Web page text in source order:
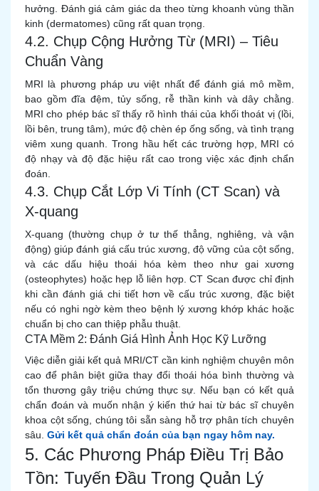
hưởng. Đánh giá cảm giác da theo từng khoanh vùng thần
kinh (dermatomes) cũng rất quan trọng.
4.2. Chụp Cộng Hưởng Từ (MRI) – Tiêu
Chuẩn Vàng
MRI là phương pháp ưu việt nhất để đánh giá mô mềm,
bao gồm đĩa đệm, tủy sống, rễ thần kinh và dây chằng.
MRI cho phép bác sĩ thấy rõ hình thái của khối thoát vị (lồi,
lồi bên, trung tâm), mức độ chèn ép ống sống, và tình trạng
viêm xung quanh. Trong hầu hết các trường hợp, MRI có
độ nhạy và độ đặc hiệu rất cao trong việc xác định chẩn
đoán.
4.3. Chụp Cắt Lớp Vi Tính (CT Scan) và
X-quang
X-quang (thường chụp ở tư thế thẳng, nghiêng, và vận
động) giúp đánh giá cấu trúc xương, độ vững của cột sống,
và các dấu hiệu thoái hóa kèm theo như gai xương
(osteophytes) hoặc hẹp lỗ liên hợp. CT Scan được chỉ định
khi cần đánh giá chi tiết hơn về cấu trúc xương, đặc biệt
nếu có nghi ngờ kèm theo bệnh lý xương khớp khác hoặc
chuẩn bị cho can thiệp phẫu thuật.
CTA Mềm 2: Đánh Giá Hình Ảnh Học Kỹ Lưỡng
Việc diễn giải kết quả MRI/CT cần kinh nghiệm chuyên môn
cao để phân biệt giữa thay đổi thoái hóa bình thường và
tổn thương gây triệu chứng thực sự. Nếu bạn có kết quả
chẩn đoán và muốn nhận ý kiến thứ hai từ bác sĩ chuyên
khoa cột sống, chúng tôi sẵn sàng hỗ trợ phân tích chuyên
sâu. Gửi kết quả chẩn đoán của bạn ngay hôm nay.
5. Các Phương Pháp Điều Trị Bảo
Tồn: Tuyến Đầu Trong Quản Lý